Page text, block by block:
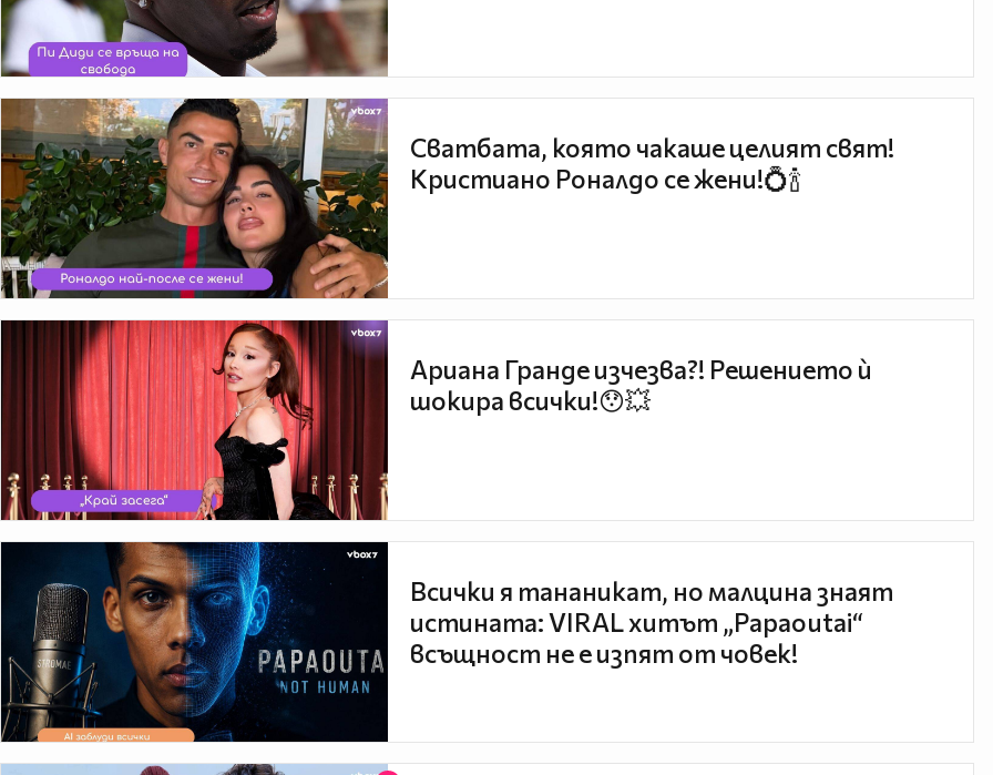
Сватбата, която чакаше целият свят!
Кристиано Роналдо се жени!💍🍾
Ариана Гранде изчезва?! Решението ѝ
шокира всички!😯💥
Всички я тананикат, но малцина знаят
истината: VIRAL хитът „Papaoutai“
всъщност не е изпят от човек!